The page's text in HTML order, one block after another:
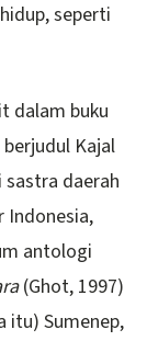
seperti
dalam buku
berjudul Kajal
daerah
Indonesia,
antologi
(Ghot, 1997)
itu) Sumenep,